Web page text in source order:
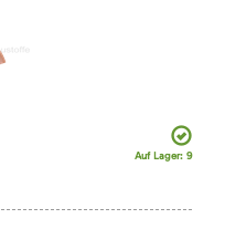
Auf Lager: 9